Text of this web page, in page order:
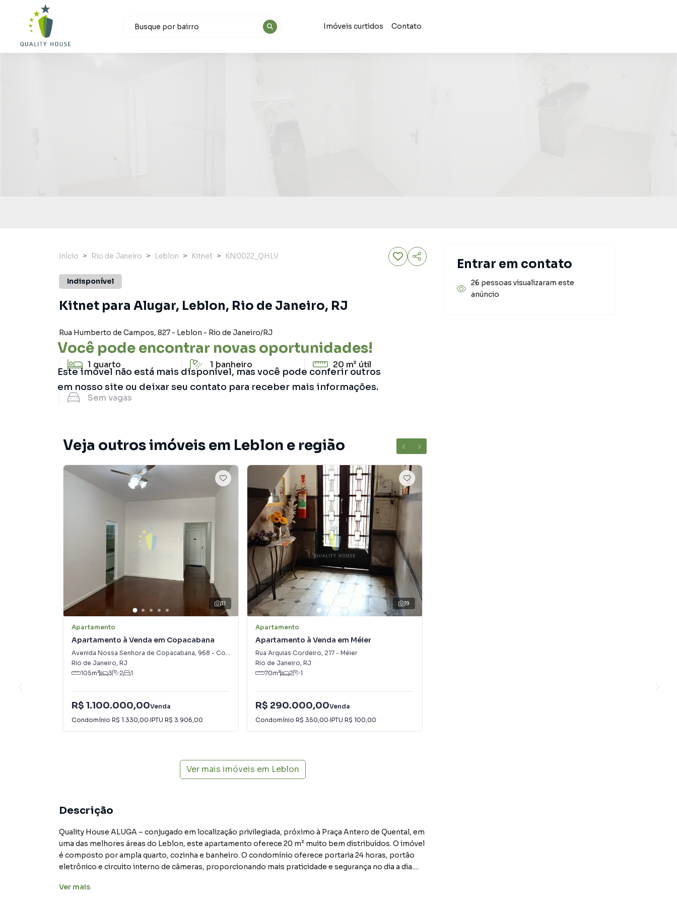
Imóveis curtidos Contato
Você pode encontrar novas oportunidades!
Este imóvel não está mais disponível, mas você pode conferir outros
em nosso site ou deixar seu contato para receber mais informações.
Início Rio de Janeiro Leblon Kitnet KN0022_QHLV
Indisponível
Kitnet para Alugar, Leblon, Rio de Janeiro, RJ
Rua Humberto de Campos, 827 - Leblon - Rio de Janeiro/RJ
1 quarto 1 banheiro 20 m² útil
Sem vagas
Veja outros imóveis em Leblon e região
31
Apartamento
Apartamento à Venda em Copacabana
Avenida Nossa Senhora de Copacabana, 968 - Copacabana
Rio de Janeiro, RJ
105m² 3 2 1
R$ 1.100.000,00Venda
Condomínio R$ 1.330,00·IPTU R$ 3.906,00
19
Apartamento
Apartamento à Venda em Méier
Rua Arquias Cordeiro, 217 - Méier
Rio de Janeiro, RJ
70m² 2 1
R$ 290.000,00Venda
Condomínio R$ 350,00·IPTU R$ 100,00
Ver mais imóveis em Leblon
Descrição
Quality House ALUGA – conjugado em localização privilegiada, próximo à Praça Antero de Quental, em
uma das melhores áreas do Leblon, este apartamento oferece 20 m² muito bem distribuídos. O imóvel
é composto por ampla quarto, cozinha e banheiro. O condomínio oferece portaria 24 horas, portão
eletrônico e circuito interno de câmeras, proporcionando mais praticidade e segurança no dia a dia.
valorizadas do Rio de Janeiro, este imóvel é ideal para quem busca conforto, praticidade e qualidade de
Ver mais
Entrar em contato
26 pessoas visualizaram este
anúncio